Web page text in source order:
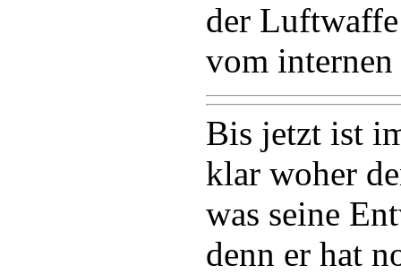
der
vom internen
Bis jetzt ist
klar woher
was seine
denn er hat